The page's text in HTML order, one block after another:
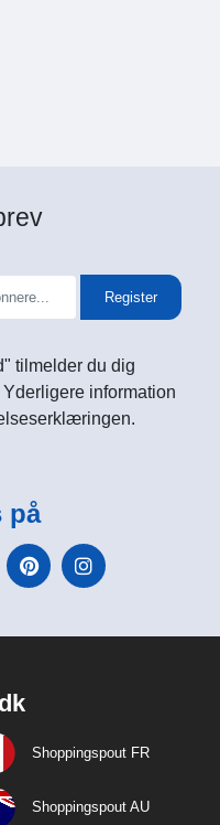
Register
tilmelder du dig
information
på
Shoppingspout FR
Shoppingspout AU